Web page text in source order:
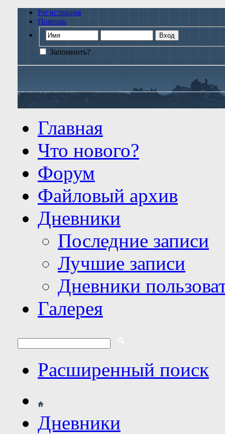
Регистрация
Помощь
Запомнить?
Главная
Что нового?
Форум
Файловый архив
Дневники
Последние записи
Лучшие записи
Дневники
Галерея
Расширенный поиск
Дневники